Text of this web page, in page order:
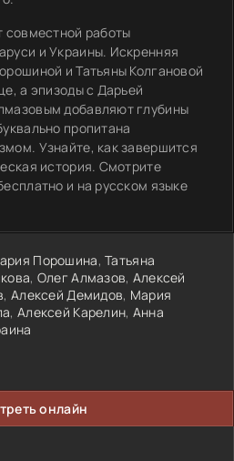
совместной работы
и Украины. Искренняя
и Татьяны Колгановой
а эпизоды с Дарьей
добавляют глубины
пропитана
Узнайте, как завершится
история. Смотрите
и на русском языке
Порошина,Татьяна
, Олег Алмазов, Алексей
,Алексей Демидов, Мария
,Алексей Карелин, Анна
онлайн